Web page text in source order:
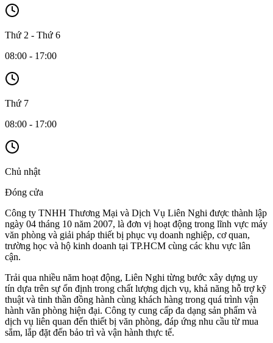
Thứ 2 - Thứ 6
08:00 - 17:00
Thứ 7
08:00 - 17:00
Chủ nhật
Đóng cửa
Công ty TNHH Thương Mại và Dịch Vụ Liên Nghi được thành lập
ngày 04 tháng 10 năm 2007, là đơn vị hoạt động trong lĩnh vực máy
văn phòng và giải pháp thiết bị phục vụ doanh nghiệp, cơ quan,
trường học và hộ kinh doanh tại TP.HCM cùng các khu vực lân
cận.
Trải qua nhiều năm hoạt động, Liên Nghi từng bước xây dựng uy
tín dựa trên sự ổn định trong chất lượng dịch vụ, khả năng hỗ trợ kỹ
thuật và tinh thần đồng hành cùng khách hàng trong quá trình vận
hành văn phòng hiện đại. Công ty cung cấp đa dạng sản phẩm và
dịch vụ liên quan đến thiết bị văn phòng, đáp ứng nhu cầu từ mua
sắm, lắp đặt đến bảo trì và vận hành thực tế.